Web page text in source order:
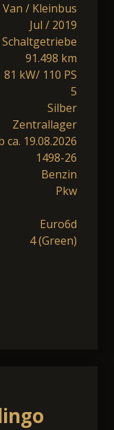
Van / Kleinbus
Jul / 2019
Schaltgetriebe
91.498 km
81 kW/ 110 PS
5
Silber
Zentrallager
ca. 19.08.2026
1498-26
Benzin
Pkw
Euro6d
4 (Green)